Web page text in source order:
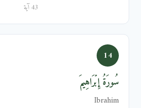
43 آية
14
سُورَةُ إِبۡرَاهِيمَ
Ibrahim